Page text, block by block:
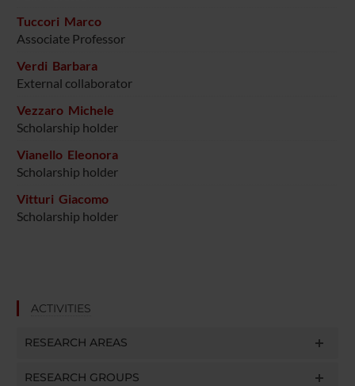
Tuccori Marco
Associate Professor
Verdi Barbara
External collaborator
Vezzaro Michele
Scholarship holder
Vianello Eleonora
Scholarship holder
Vitturi Giacomo
Scholarship holder
ACTIVITIES
RESEARCH AREAS
RESEARCH GROUPS